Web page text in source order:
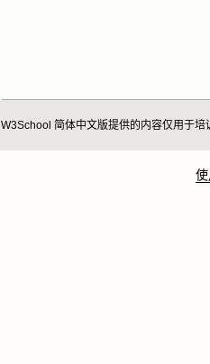
W3School 简体中文版提供的内容仅用于